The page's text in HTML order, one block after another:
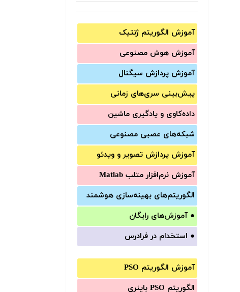
آموزش الگوریتم ژنتیک
آموزش‌ هوش مصنوعی
آموزش‌ پردازش سیگنال
پیش‌‌بینی سری‌‌های زمانی
داده‌کاوی و یادگیری ماشین
شبکه‌های عصبی مصنوعی
آموزش‌ پردازش تصویر و ویدئو
آموزش‌ نرم‌افزار متلب Matlab
الگوریتم‌های بهینه‌سازی هوشمند
● آموزش‌های رایگان
● استخدام در فرادرس
آموزش الگوریتم PSO
الگوریتم PSO باینری